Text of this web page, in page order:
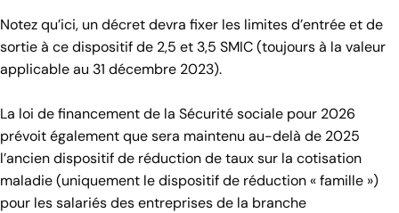
Notez qu’ici, un décret devra fixer les limites d’entrée et de
sortie à ce dispositif de 2,5 et 3,5 SMIC (toujours à la valeur
applicable au 31 décembre 2023).
La loi de financement de la Sécurité sociale pour 2026
prévoit également que sera maintenu au-delà de 2025
l’ancien dispositif de réduction de taux sur la cotisation
maladie (uniquement le dispositif de réduction « famille »)
pour les salariés des entreprises de la branche